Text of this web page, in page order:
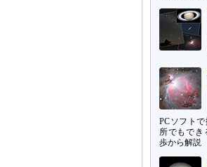
PCソフト
所でもでき
歩から解説